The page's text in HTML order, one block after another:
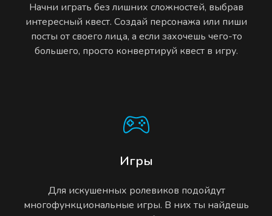
Начни играть без лишних сложностей, выбрав
интересный квест. Создай персонажа или пиши
посты от своего лица, а если захочешь чего-то
большего, просто конвертируй квест в игру.
Игры
Для искушенных ролевиков подойдут
многофункциональные игры. В них ты найдешь